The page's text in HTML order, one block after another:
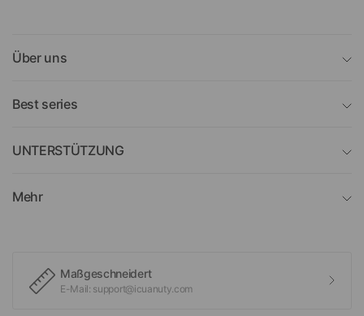
Über uns
Best series
UNTERSTÜTZUNG
Mehr
Maßgeschneidert
E-Mail: support@icuanuty.com